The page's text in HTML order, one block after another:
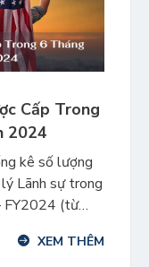
Cấp Trong
2024
kê số lượng
Lãnh sự trong
FY2024 (từ
64% so với
XEM THÊM